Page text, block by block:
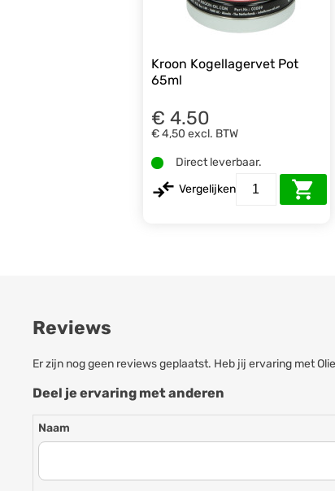
Kroon Kogellagervet Pot
65ml
€ 4.50
€ 4,50 excl. BTW
Direct leverbaar.
Vergelijken
Reviews
Er zijn nog geen reviews geplaatst. Heb jij ervaring met
Deel je ervaring met anderen
Naam